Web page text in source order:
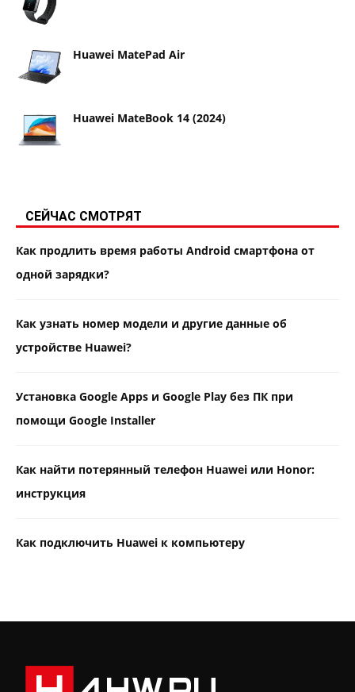
Huawei MatePad Air
Huawei MateBook 14 (2024)
СЕЙЧАС СМОТРЯТ
Как продлить время работы Android смартфона от
одной зарядки?
Как узнать номер модели и другие данные об
устройстве Huawei?
Установка Google Apps и Google Play без ПК при
помощи Google Installer
Как найти потерянный телефон Huawei или Honor:
инструкция
Как подключить Huawei к компьютеру